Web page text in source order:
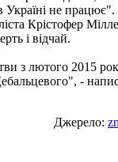
не працює".
Крістофер
і відчай.
з лютого 2015
-
Джерело: